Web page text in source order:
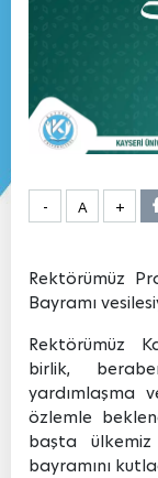
- A +
Rektörümüz
Bayramı
Rektörümüz
birlik,
yardımlaşma
özlemle
başta
bayramını